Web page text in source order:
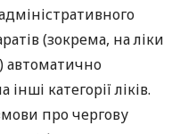
(зокрема, на ліки
автоматично
категорії ліків.
про чергову